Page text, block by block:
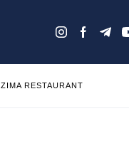
ZIMA RESTAURANT